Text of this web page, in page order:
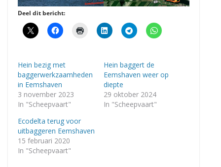
Deel dit bericht:
Hein bezig met
baggerwerkzaamheden
in Eemshaven
3 november 2023
In "Scheepvaart"
Hein baggert de
Eemshaven weer op
diepte
29 oktober 2024
In "Scheepvaart"
Ecodelta terug voor
uitbaggeren Eemshaven
15 februari 2020
In "Scheepvaart"